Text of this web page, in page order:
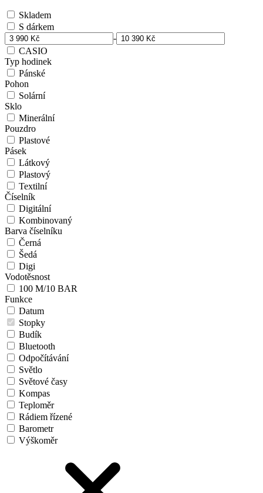
Skladem
S dárkem
-
CASIO
Typ hodinek
Pánské
Pohon
Solární
Sklo
Minerální
Pouzdro
Plastové
Pásek
Látkový
Plastový
Textilní
Číselník
Digitální
Kombinovaný
Barva číselníku
Černá
Šedá
Digi
Vodotěsnost
100 M/10 BAR
Funkce
Datum
Stopky
Budík
Bluetooth
Odpočítávání
Světlo
Světové časy
Kompas
Teploměr
Rádiem řízené
Barometr
Výškoměr